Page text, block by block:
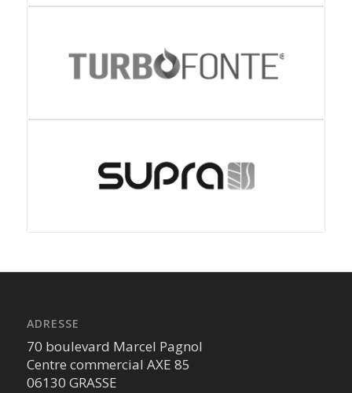
ADRESSE
70 boulevard Marcel Pagnol
Centre commercial AXE 85
06130 GRASSE